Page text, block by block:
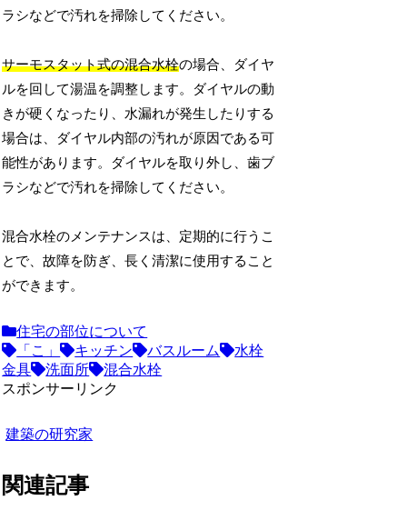
ラシなどで汚れを掃除してください。
サーモスタット式の混合水栓の場合、ダイヤ
ルを回して湯温を調整します。ダイヤルの動
きが硬くなったり、水漏れが発生したりする
場合は、ダイヤル内部の汚れが原因である可
能性があります。ダイヤルを取り外し、歯ブ
ラシなどで汚れを掃除してください。
混合水栓のメンテナンスは、定期的に行うこ
とで、故障を防ぎ、長く清潔に使用すること
ができます。
住宅の部位について
「こ」
キッチン バスルーム
水栓
金具
洗面所
混合水栓
スポンサーリンク
建築の研究家
関連記事